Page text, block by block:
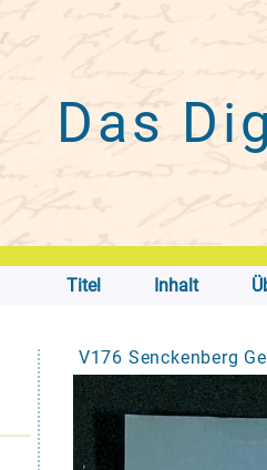
Das
Titel Inhalt
V176 Senckenberg